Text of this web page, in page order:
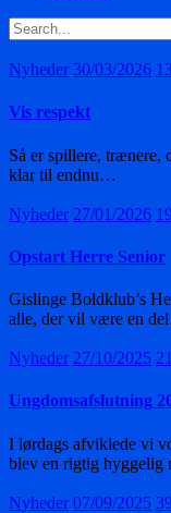
Nyheder 30/03/2026
Vis respekt
Så er spillere, trænere,
klar til endnu…
Nyheder 27/01/2026
Opstart Herre Senior
Gislinge Boldklub’s
alle, der vil være en
Nyheder 27/10/2025
Ungdomsafslutning
I lørdags afviklede vi
blev en rigtig
Nyheder 07/09/2025